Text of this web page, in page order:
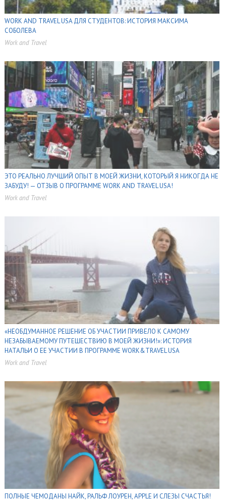
WORK AND TRAVEL USA ДЛЯ СТУДЕНТОВ: ИСТОРИЯ МАКСИМА
СОБОЛЕВА
Work and Travel
ЭТО РЕАЛЬНО ЛУЧШИЙ ОПЫТ В МОЕЙ ЖИЗНИ, КОТОРЫЙ Я НИКОГДА НЕ
ЗАБУДУ! — ОТЗЫВ О ПРОГРАММЕ WORK AND TRAVEL USA!
Work and Travel
«НЕОБДУМАННОЕ РЕШЕНИЕ ОБ УЧАСТИИ ПРИВЕЛО К САМОМУ
НЕЗАБЫВАЕМОМУ ПУТЕШЕСТВИЮ В МОЕЙ ЖИЗНИ!»: ИСТОРИЯ
НАТАЛЬИ О ЕЕ УЧАСТИИ В ПРОГРАММЕ WORK&TRAVEL USA
Work and Travel
ПОЛНЫЕ ЧЕМОДАНЫ НАЙК, РАЛЬФ ЛОУРЕН, APPLE И СЛЕЗЫ СЧАСТЬЯ!